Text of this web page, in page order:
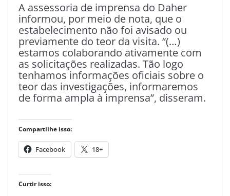
A assessoria de imprensa do Daher
informou, por meio de nota, que o
estabelecimento não foi avisado ou
previamente do teor da visita. “(…)
estamos colaborando ativamente com
as solicitações realizadas. Tão logo
tenhamos informações oficiais sobre o
teor das investigações, informaremos
de forma ampla à imprensa”, disseram.
Compartilhe isso:
Facebook 18+
Curtir isso: